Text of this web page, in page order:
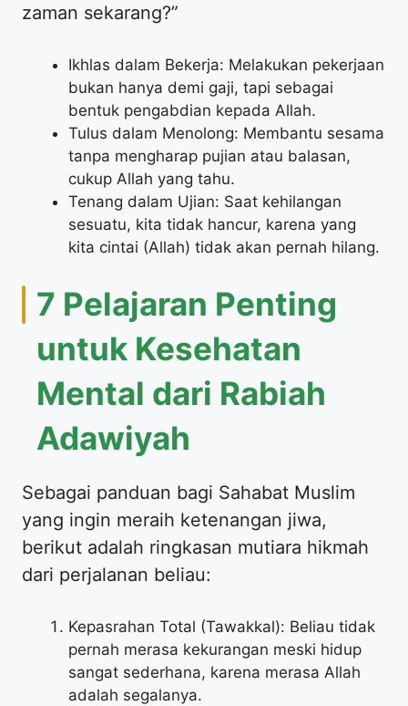
zaman sekarang?”
Ikhlas dalam Bekerja: Melakukan pekerjaan
bukan hanya demi gaji, tapi sebagai
bentuk pengabdian kepada Allah.
Tulus dalam Menolong: Membantu sesama
tanpa mengharap pujian atau balasan,
cukup Allah yang tahu.
Tenang dalam Ujian: Saat kehilangan
sesuatu, kita tidak hancur, karena yang
kita cintai (Allah) tidak akan pernah hilang.
7 Pelajaran Penting
untuk Kesehatan
Mental dari Rabiah
Adawiyah
Sebagai panduan bagi Sahabat Muslim
yang ingin meraih ketenangan jiwa,
berikut adalah ringkasan mutiara hikmah
dari perjalanan beliau:
Kepasrahan Total (Tawakkal): Beliau tidak
pernah merasa kekurangan meski hidup
sangat sederhana, karena merasa Allah
adalah segalanya.